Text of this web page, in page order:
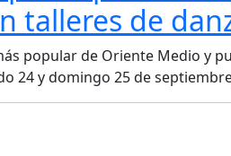
talleres de
popular de Oriente Medio y
24 y domingo 25 de